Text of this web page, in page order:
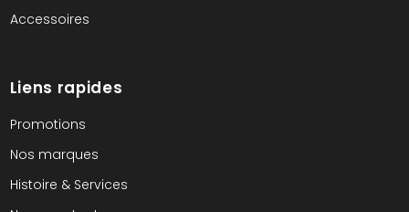
Accessoires
Liens rapides
Promotions
Nos marques
Histoire & Services